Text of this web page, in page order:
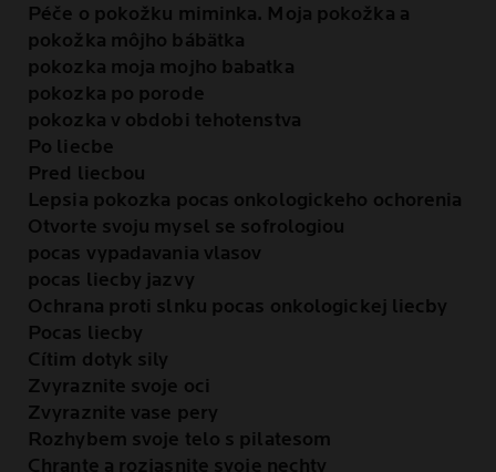
Péče o pokožku miminka. Moja pokožka a
pokožka môjho bábätka
pokozka moja mojho babatka
pokozka po porode
pokozka v obdobi tehotenstva
Po liecbe
Pred liecbou
Lepsia pokozka pocas onkologickeho ochorenia
Otvorte svoju mysel se sofrologiou
pocas vypadavania vlasov
pocas liecby jazvy
Ochrana proti slnku pocas onkologickej liecby
Pocas liecby
Cítim dotyk sily
Zvyraznite svoje oci
Zvyraznite vase pery
Rozhybem svoje telo s pilatesom
Chrante a rozjasnite svoje nechty